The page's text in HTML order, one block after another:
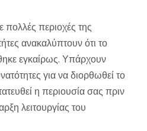
περιοχές της
ανακαλύπτουν ότι το
εγκαίρως. Υπάρχουν
για να διορθωθεί το
η περιουσία σας πριν
λειτουργίας του